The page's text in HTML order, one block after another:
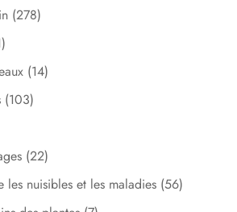
(278)
(14)
(103)
(22)
les nuisibles et les maladies (56)